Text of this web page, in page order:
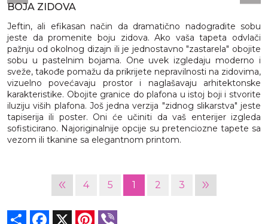
BOJA ZIDOVA
Jeftin, ali efikasan način da dramatično nadogradite sobu
jeste da promenite boju zidova. Ako vaša tapeta odvlači
pažnju od okolnog dizajn ili je jednostavno "zastarela" obojite
sobu u pastelnim bojama. One uvek izgledaju moderno i
sveže, takođe pomažu da prikrijete nepravilnosti na zidovima,
vizuelno povećavaju prostor i naglašavaju arhitektonske
karakteristike. Obojite granice do plafona u istoj boji i stvorite
iluziju viših plafona. Još jedna verzija "zidnog slikarstva" jeste
tapiserija ili poster. Oni će učiniti da vaš enterijer izgleda
sofisticirano. Najoriginalnije opcije su pretenciozne tapete sa
vezom ili tkanine sa elegantnom printom.
« 4 5 1 2 3 »
Share Facebook Pinterest